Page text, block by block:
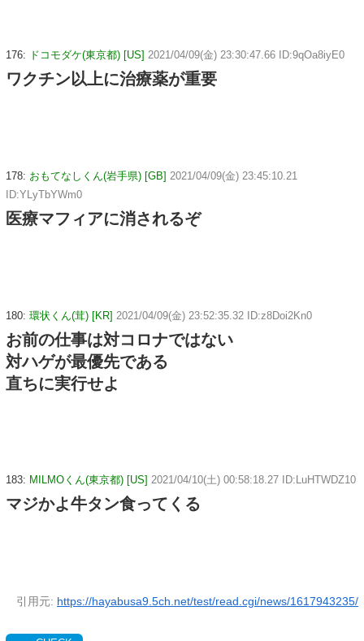
176: ドコモダケ(東京都) [US] 2021/04/09(金) 23:30:47.66 ID:9qOa8iyE0
ワクチン以上に治療薬が重要
178: おもてなしくん(岩手県) [GB] 2021/04/09(金) 23:45:10.21
ID:YLyTbYWm0
医療マフィアに消されるぞ
180: 環状くん(茸) [KR] 2021/04/09(金) 23:52:35.32 ID:z8Doi2Kn0
お前の仕事は対コロナではない
対ハゲが最優先である
直ちに実行せよ
183: MILMOくん(東京都) [US] 2021/04/10(土) 00:58:18.27 ID:LuHTWDZ10
マジかよ牛タン食ってくる
引用元: https://hayabusa9.5ch.net/test/read.cgi/news/1617943235/